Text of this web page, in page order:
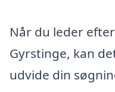
Når du leder
Gyrstinge, kan
udvide din